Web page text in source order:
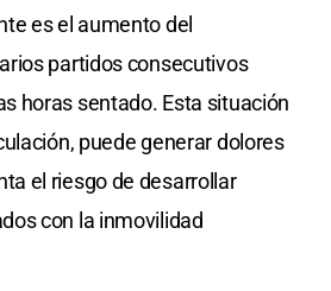
es el aumento del
partidos consecutivos
horas sentado. Esta situación
puede generar dolores
el riesgo de desarrollar
con la inmovilidad